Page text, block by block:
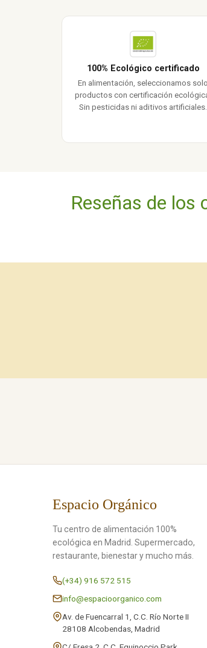
100% Ecológico certificado
En alimentación, seleccionamos solo
productos con certificación
Sin pesticidas ni aditivos artificiales.
Reseñas de los
Espacio Orgánico
Tu centro de alimentación 100%
ecológica en Madrid. Supermercado,
restaurante, bienestar y mucho más.
(+34) 916 572 515
info@espacioorganico.com
Av. de Fuencarral 1, C.C. Río Norte II
28108 Alcobendas, Madrid